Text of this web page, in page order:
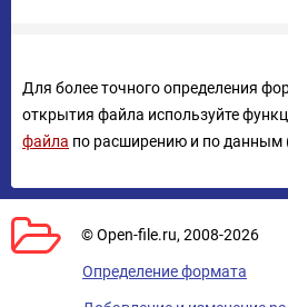
Для более точного определения
открытия файла используйте
файла по расширению и по данным
© Open-file.ru, 2008-2026
Определение формата